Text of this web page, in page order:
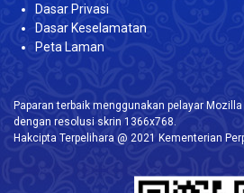
Dasar Privasi
Dasar Keselamatan
Peta Laman
Paparan terbaik menggunakan pelayar
dengan resolusi skrin 1366x768.
Hakcipta Terpelihara @ 2021 Kementerian